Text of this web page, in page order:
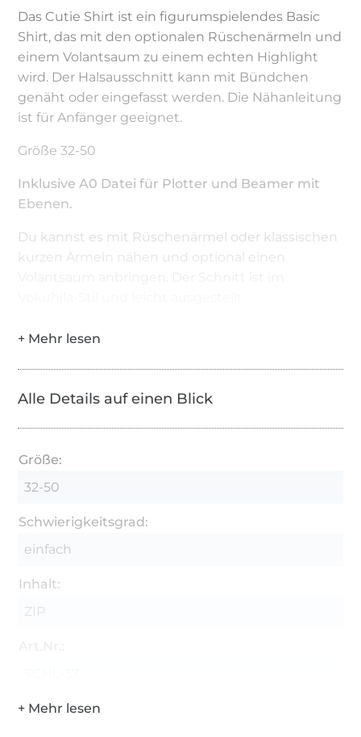
Das Cutie Shirt ist ein figurumspielendes Basic
Shirt, das mit den optionalen Rüschenärmeln und
einem Volantsaum zu einem echten Highlight
wird. Der Halsausschnitt kann mit Bündchen
genäht oder eingefasst werden. Die Nähanleitung
ist für Anfänger geeignet.
Größe 32-50
Inklusive A0 Datei für Plotter und Beamer mit
Ebenen.
Du kannst es mit Rüschenärmel oder klassischen
kurzen Ärmeln nähen und optional einen
Alle Details auf einen Blick
Größe:
32-50
Schwierigkeitsgrad:
einfach
Inhalt:
ZIP